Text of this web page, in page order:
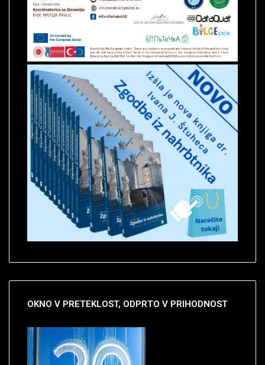
OKNO V PRETEKLOST, ODPRTO V PRIHODNOST